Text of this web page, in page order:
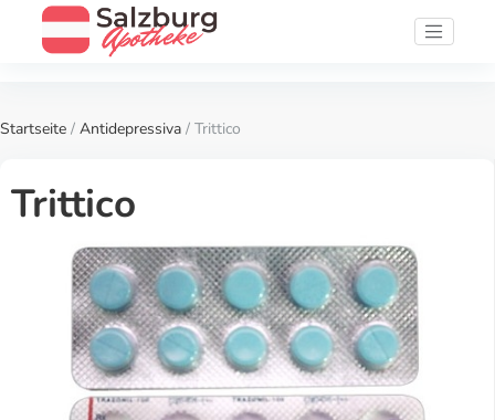
Startseite / Antidepressiva / Trittico
Trittico